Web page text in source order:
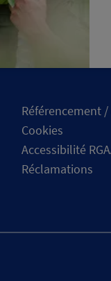
Référencement
Cookies
Accessibilité
Réclamations